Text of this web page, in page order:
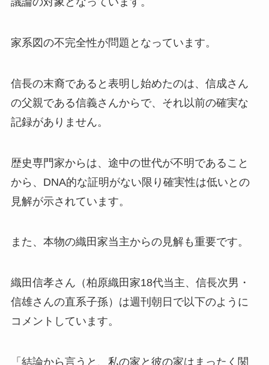
家系図の不完全性が問題となっています。
信長の末裔であると表明し始めたのは、信成さん
の父親である信義さんからで、それ以前の確実な
記録がありません。
歴史専門家からは、途中の世代が不明であること
から、DNA的な証明がない限り確実性は低いとの
見解が示されています。
また、本物の織田家当主からの見解も重要です。
織田信孝さん（柏原織田家18代当主、信長次男・
信雄さんの直系子孫）は週刊朝日で以下のように
コメントしています。
「結論から言うと、私の家と彼の家はまったく関